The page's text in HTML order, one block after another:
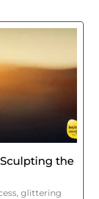
the
glittering